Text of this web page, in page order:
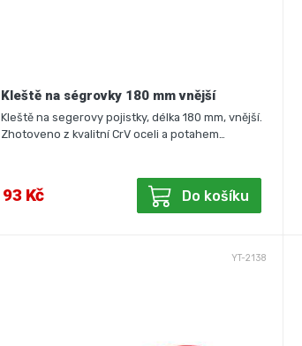
Kleště na ségrovky 180 mm vnější
Kleště na segerovy pojistky, délka 180 mm, vnější.
Zhotoveno z kvalitní CrV oceli a potahem…
93 Kč Do košíku
YT-2138